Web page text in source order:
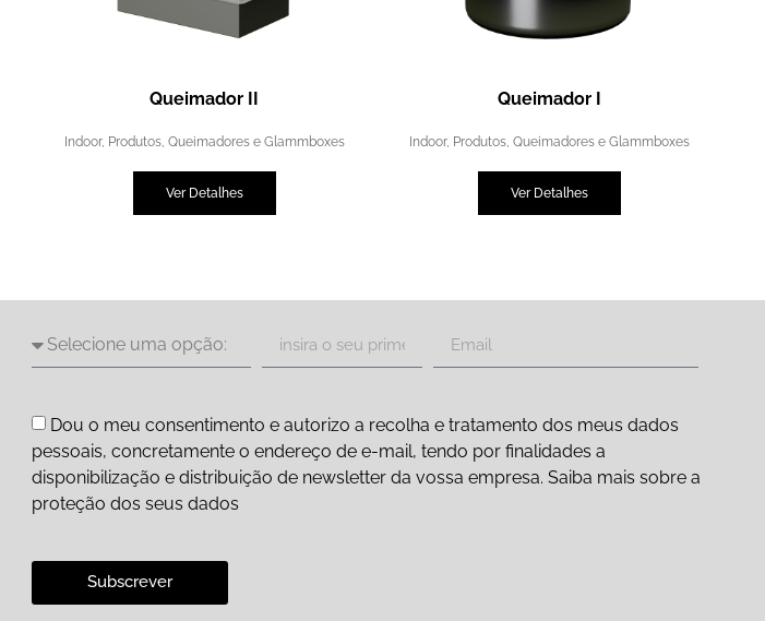
Queimador II
Indoor, Produtos, Queimadores e Glammboxes
Ver Detalhes
Queimador I
Indoor, Produtos,Queimadores e Glammboxes
Ver Detalhes
Dou o meu consentimento e autorizo a recolha e tratamento dos meus dados
pessoais, concretamente o endereço de e-mail, tendo por finalidades a
disponibilização e distribuição de newsletter da vossa empresa. Saiba mais sobre a
proteção dos seus dados
Subscrever